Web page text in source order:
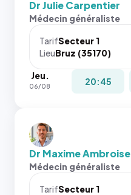
Dr Julie Carpentier
Médecin généraliste
TarifSecteur 1
LieuBruz (35170)
Jeu.
06/08 20:45
Dr Maxime Ambroise
Médecin généraliste
TarifSecteur 1